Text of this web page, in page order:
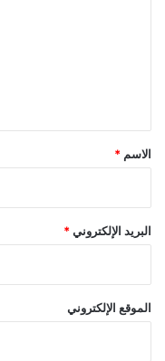
*
الاسم *
البريد الإلكتروني*
الموقع الإلكتروني